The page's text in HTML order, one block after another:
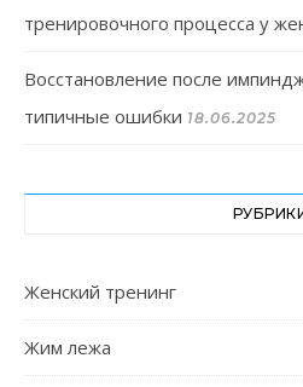
тренировочного процесса у
Восстановление после
типичные ошибки 18.06.2025
Женский тренинг
Жим лежа